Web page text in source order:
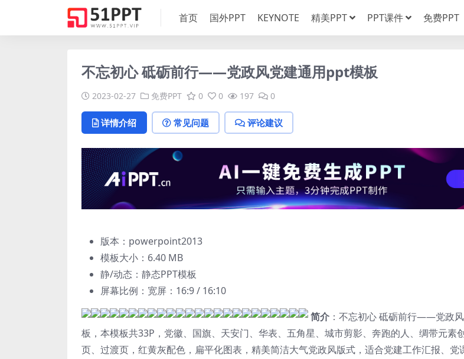
首页 国外PPT KEYNOTE 精美PPT PPT课件 免费PPT
不忘初心 砥砺前行——党政风党建通用ppt模板
2023-02-27 免费PPT 0 0 197 0
详情介绍 常见问题 评论建议
版本：powerpoint2013
模板大小： 6.40 MB
静/动态：静态PPT模板
屏幕比例：宽屏：16:9 / 16:10
简介 ：不忘初心 砥砺前行——党政
板，本模板共33P，党徽、国旗、天安门、华表、五角星、城市剪影、奔跑的人、绸带元素
页、过渡页，红黄灰配色，扁平化图表，精美简洁大气党政风版式，适合党建工作汇报、党